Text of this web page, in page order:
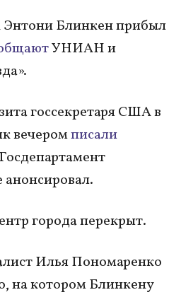
Энтони Блинкен прибыл
УНИАН и
госсекретаря США в
вечеромписали
города перекрыт.
Илья Пономаренко
на котором Блинкену